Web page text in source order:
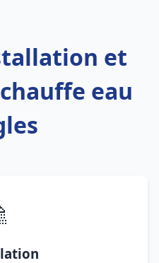
et
eau